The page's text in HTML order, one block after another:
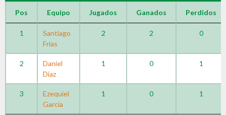
Pos Equipo Jugados Ganados Perdidos
1
Santiago
Frias
2 2 0
2
Daniel
Diaz
1 0 1
3
Ezequiel
Garcia
1 0 1